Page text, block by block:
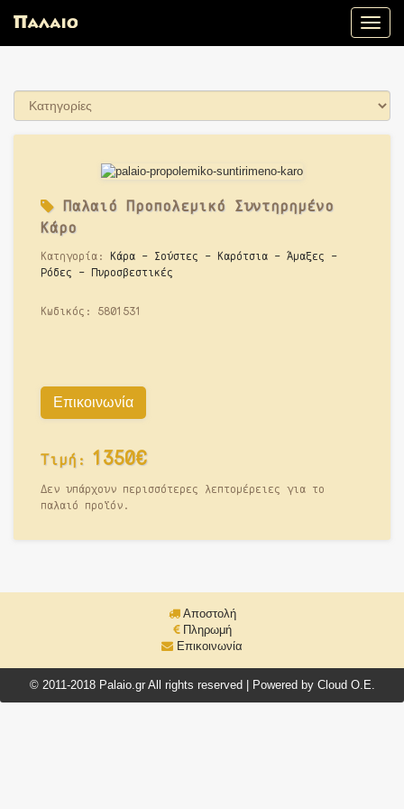
Toggle
Παλαιό Προπολεμικό Συντηρημένο
Κάρο
Κατηγορία: Κάρα - Σούστες - Καρότσια - Άμαξες -
Ρόδες - Πυροσβεστικές
Κωδικός: 5801531
Επικοινωνία
Τιμή: 1350€
Δεν υπάρχουν περισσότερες λεπτομέρειες για το
παλαιό προϊόν.
Αποστολή
Πληρωμή
Επικοινωνία
© 2011-2018 Palaio.gr All rights reserved | Powered by Cloud O.E.